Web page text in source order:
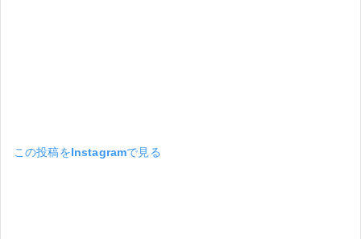
この投稿をInstagramで見る